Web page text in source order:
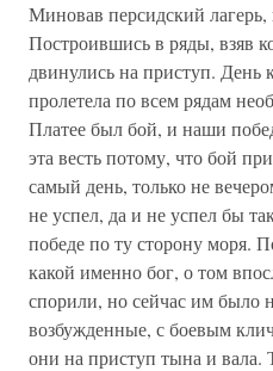
Миновав персидский лагерь,
Построившись в ряды, взяв
двинулись на приступ. День
пролетела по всем рядам
Платее был бой, и наши
эта весть потому, что бой
самый день, только не
не успел, да и не успел бы
победе по ту сторону моря.
какой именно бог, о том
спорили, но сейчас им было
возбужденные, с боевым
они на приступ тына и вала.